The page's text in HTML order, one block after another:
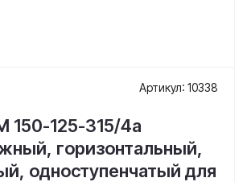
Артикул: 10338
150-125-315/4а
горизонтальный,
одноступенчатый для